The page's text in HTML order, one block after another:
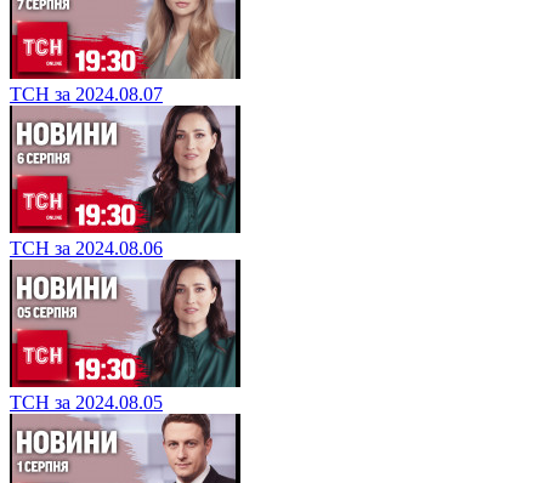
ТСН за 2024.08.07
ТСН за 2024.08.06
ТСН за 2024.08.05